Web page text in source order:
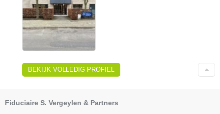
BEKIJK VOLLEDIG PROFIEL
Fiduciaire S. Vergeylen & Partners